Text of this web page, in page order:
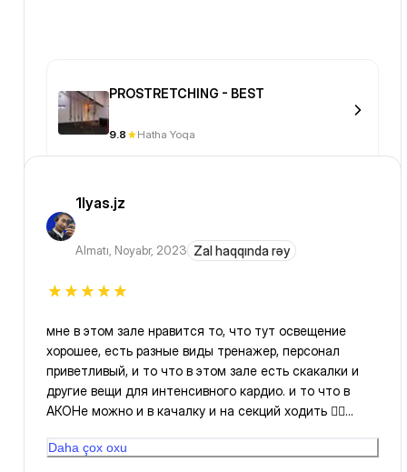
PROSTRETCHING - BEST
9.8 Hatha Yoqa
1lyas.jz
Almatı, Noyabr, 2023 Zal haqqında rəy
мне в этом зале нравится то, что тут освещение
хорошее, есть разные виды тренажер, персонал
приветливый, и то что в этом зале есть скакалки и
другие вещи для интенсивного кардио. и то что в
АКОНе можно и в качалку и на секций ходить 👍🏽
была 24, а не 12 😁
Daha çox oxu